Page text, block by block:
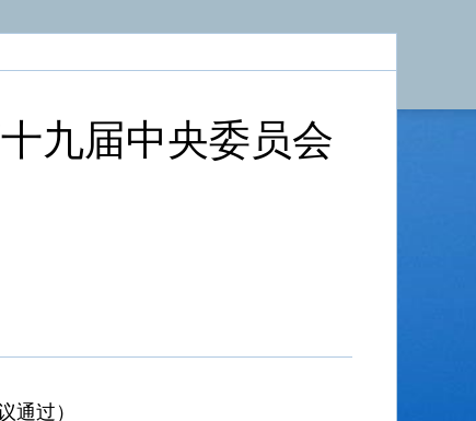
九届中央委员会
通过）